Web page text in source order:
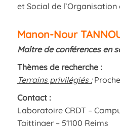
et Social de l’Organisation
Manon-Nour
Maître de conférences en
Thèmes de recherche :
Terrains privilégiés :
Contact :
Laboratoire CRDT –
Taittinger – 51100 Reims